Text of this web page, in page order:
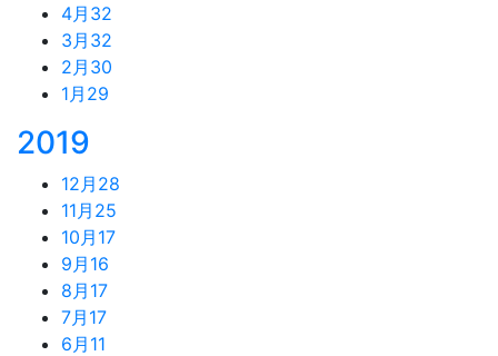
4月 32
3月 32
2月 30
1月 29
2019
12月 28
11月 25
10月 17
9月 16
8月 17
7月 17
6月 11